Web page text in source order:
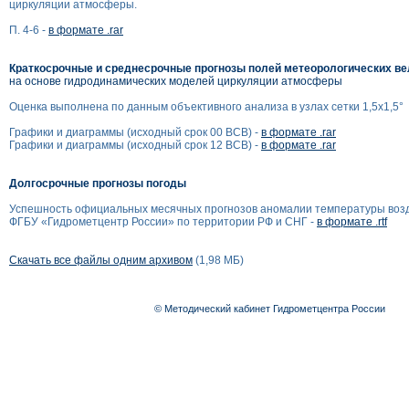
циркуляции атмосферы.
П. 4-6 - в формате .rar
Краткосрочные и среднесрочные прогнозы полей метеорологических
на основе гидродинамических моделей циркуляции атмосферы
Оценка выполнена по данным объективного анализа в узлах сетки 1,5x1,5°
Графики и диаграммы (исходный срок 00 ВСВ) - в формате .rar
Графики и диаграммы (исходный срок 12 ВСВ) - в формате .rar
Долгосрочные прогнозы погоды
Успешность официальных месячных прогнозов аномалии температуры
ФГБУ «Гидрометцентр России» по территории РФ и СНГ - в формате .rtf
Скачать все файлы одним архивом (1,98 МБ)
© Методический кабинет Гидрометцентра России